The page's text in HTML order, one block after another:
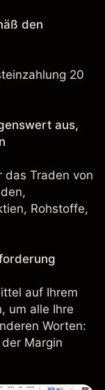
den
20
aus,
das Traden von
Rohstoffe,
auf Ihrem
um alle Ihre
Worten:
Margin